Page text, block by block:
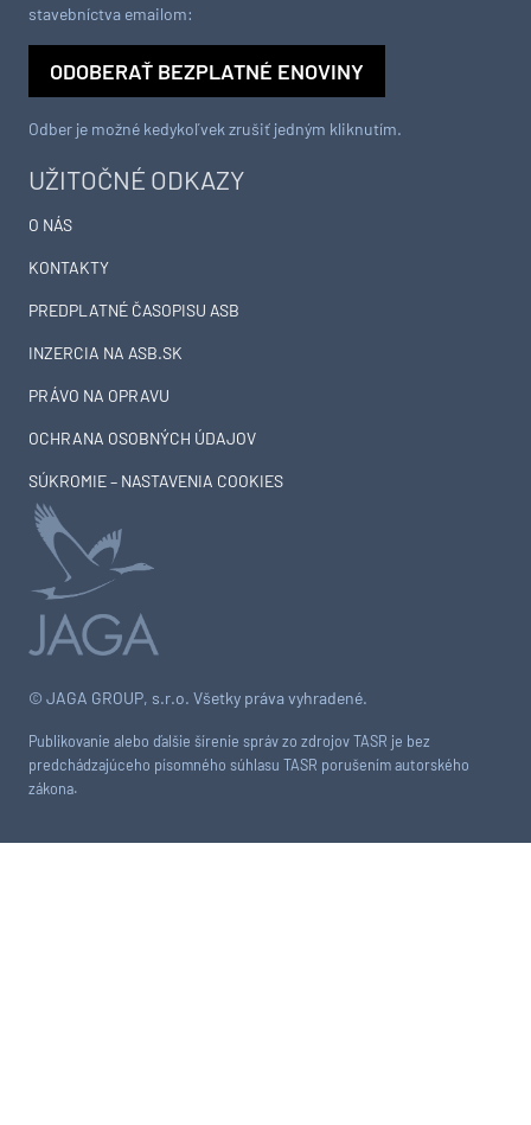
© JAGA GROUP, s.r.o. Všetky práva vyhradené.
Publikovanie alebo ďalšie šírenie správ zo zdrojov TASR je bez
predchádzajúceho písomného súhlasu TASR porušením autorského
zákona.
UŽITOČNÉ ODKAZY
O NÁS
KONTAKTY
PREDPLATNÉ ČASOPISU ASB
INZERCIA NA ASB.SK
PRÁVO NA OPRAVU
OCHRANA OSOBNÝCH ÚDAJOV
SÚKROMIE – NASTAVENIA COOKIES
stavebníctva emailom:
ODOBERAŤ BEZPLATNÉ ENOVINY
Odber je možné kedykoľvek zrušiť jedným kliknutím.